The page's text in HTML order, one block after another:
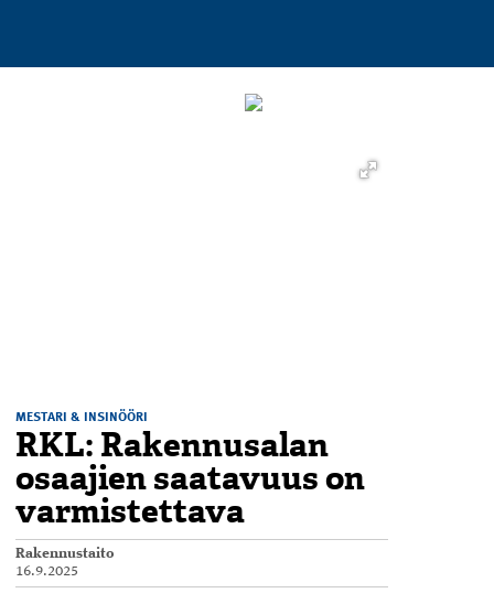
MESTARI & INSINÖÖRI
RKL: Rakennusalan
osaajien saatavuus on
varmistettava
Rakennustaito
16.9.2025